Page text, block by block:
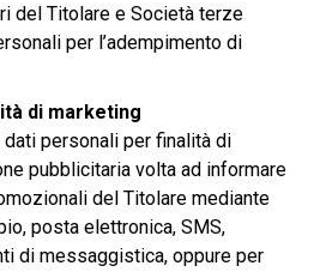
del Titolare e Società terze
per l’adempimento di
di marketing
personali per finalità di
pubblicitaria volta ad informare
del Titolare mediante
posta elettronica, SMS,
di messaggistica, oppure per